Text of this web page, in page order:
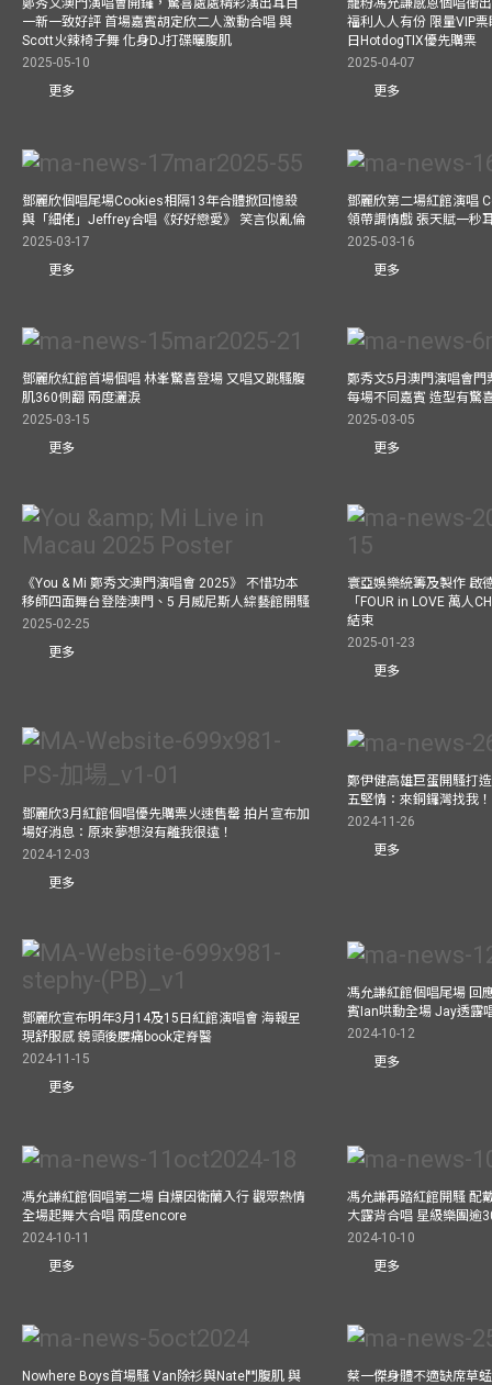
鄭秀文澳門演唱會開鑼，驚喜處處精彩演出耳目
一新一致好評 首場嘉賓胡定欣二人激動合唱 與
Scott火辣椅子舞 化身DJ打碟曬腹肌
2025-05-10
更多
寵粉馮允謙感恩個唱衝
福利人人有份 限量VIP
日HotdogTIX優先購票
2025-04-07
更多
鄧麗欣個唱尾場Cookies相隔13年合體掀回憶殺
與「細佬」Jeffrey合唱《好好戀愛》 笑言似亂倫
2025-03-17
更多
鄧麗欣第二場紅館演唱
領帶調情戲 張天賦一秒
2025-03-16
更多
鄧麗欣紅館首場個唱 林峯驚喜登場 又唱又跳騷腹
肌360側翻 兩度灑淚
2025-03-15
更多
鄭秀文5月澳門演唱會
每場不同嘉賓 造型有驚
2025-03-05
更多
《You & Mi 鄭秀文澳門演唱會 2025》 不惜功本
移師四面舞台登陸澳門、5 月威尼斯人綜藝館開騷
2025-02-25
更多
寰亞娛樂統籌及製作 啟
「FOUR in LOVE 萬人
結束
2025-01-23
更多
鄧麗欣3月紅館個唱優先購票火速售罄 拍片宣布加
場好消息：原來夢想沒有離我很遠！
2024-12-03
更多
鄭伊健高雄巨蛋開騷打
五堅情：來銅鑼灣找我！
2024-11-26
更多
鄧麗欣宣布明年3月14及15日紅館演唱會 海報呈
現舒服感 鏡頭後腰痛book定脊醫
2024-11-15
更多
馮允謙紅館個唱尾場 回
賓Ian哄動全場 Jay透露
2024-10-12
更多
馮允謙紅館個唱第二場 自爆因衛蘭入行 觀眾熱情
全場起舞大合唱 兩度encore
2024-10-11
更多
馮允謙再踏紅館開騷 配
大露背合唱 星級樂團逾
2024-10-10
更多
Nowhere Boys首場騷 Van除衫與Nate鬥腹肌 與
蔡一傑身體不適缺席草